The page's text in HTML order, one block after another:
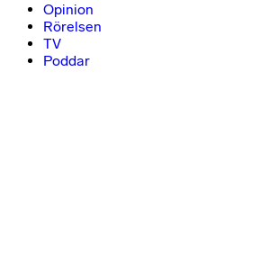
Opinion
Rörelsen
TV
Poddar